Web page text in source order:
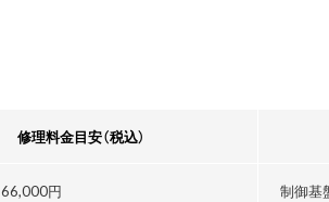
修理料金目安（税込）
66,000円 制御基